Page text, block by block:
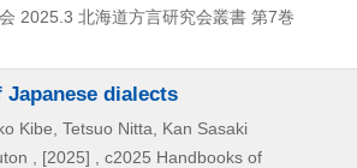
2025.3 北海道方言研究会叢書 第7巻
Japanese dialects
Kibe, Tetsuo Nitta, Kan Sasaki
, [2025] , c2025 Handbooks of